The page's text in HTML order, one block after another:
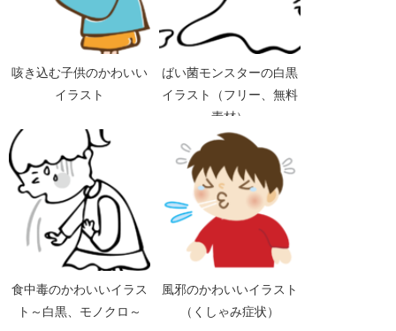
咳き込む子供のかわいい
イラスト
ばい菌モンスターの白黒
イラスト（フリー、無料
素材）
食中毒のかわいいイラス
ト～白黒、モノクロ～
風邪のかわいいイラスト
（くしゃみ症状）